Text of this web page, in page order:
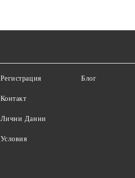
Регистрация
Контакт
Лични Данни
Условия
Блог